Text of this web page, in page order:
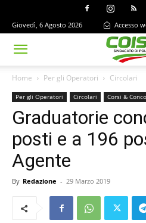
Giovedì, 6 Agosto 2026 Accesso
Home Per gli Operatori Circolari
Per gli Operatori Circolari Corsi &
Graduatorie
posti e a 196
Agente
By Redazione - 29 Marzo 2019